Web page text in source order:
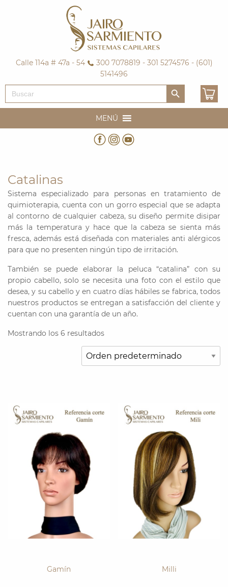
Calle 114a # 47a - 54
300 7078819 - 301 5274576 - (601)
5141496
Buscar:
Botón de búsqueda
MENÚ
Catalinas
Sistema especializado para personas en tratamiento de
quimioterapia, cuenta con un gorro especial que se adapta
al contorno de cualquier cabeza, su diseño permite disipar
más la temperatura y hace que la cabeza se sienta más
fresca, además está diseñada con materiales anti alérgicos
para que no presenten ningún tipo de irritación.
También se puede elaborar la peluca “catalina” con su
propio cabello, solo se necesita una foto con el estilo que
desea, y su cabello y en cuatro días hábiles se fabrica, todos
nuestros productos se entregan a satisfacción del cliente y
cuentan con una garantía de un año.
Mostrando los 6 resultados
Gamín Milli